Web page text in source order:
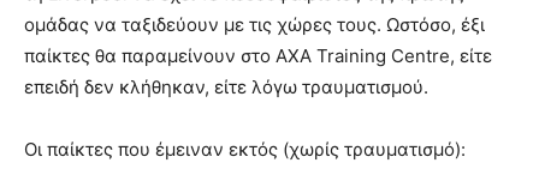
ομάδας να ταξιδεύουν με τις χώρες τους. Ωστόσο, έξι
παίκτες θα παραμείνουν στο AXA Training Centre, είτε
επειδή δεν κλήθηκαν, είτε λόγω τραυματισμού.
Οι παίκτες που έμειναν εκτός (χωρίς τραυματισμό):